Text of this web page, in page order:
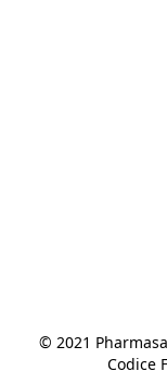
© 2021
Codice